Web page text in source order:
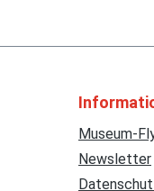
Museum-
Newsletter